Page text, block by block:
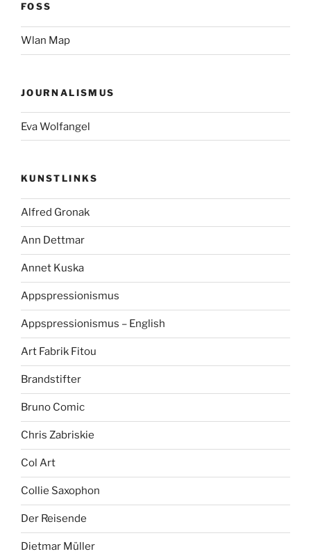
FOSS
Wlan Map
JOURNALISMUS
Eva Wolfangel
KUNSTLINKS
Alfred Gronak
Ann Dettmar
Annet Kuska
Appspressionismus
Appspressionismus – English
Art Fabrik Fitou
Brandstifter
Bruno Comic
Chris Zabriskie
Col Art
Collie Saxophon
Der Reisende
Dietmar Müller